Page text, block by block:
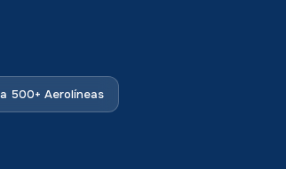
500+ Aerolíneas